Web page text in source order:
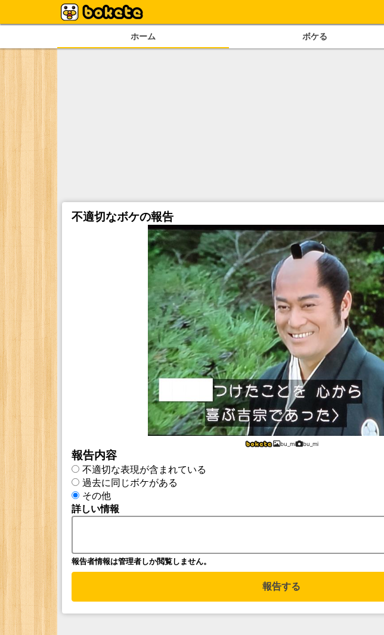
ホーム ボケる
不適切なボケの報告
bu_mi bu_mi
報告内容
不適切な表現が含まれている
過去に同じボケがある
その他
詳しい情報
報告者情報は管理者しか閲覧しません。
報告する